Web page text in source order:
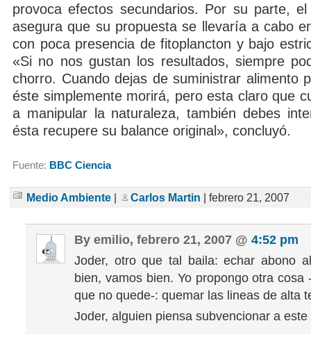
provoca efectos secundarios. Por su parte,
asegura que su propuesta se llevaría a cabo
con poca presencia de fitoplancton y bajo
«Si no nos gustan los resultados, siempre
chorro. Cuando dejas de suministrar alimento
éste simplemente morirá, pero esta claro que
a manipular la naturaleza, también debes
ésta recupere su balance original», concluyó.
Fuente: BBC Ciencia
Medio Ambiente Carlos Martin | febrero 21, 2007
By emilio, febrero 21, 2007 @ 4:52 pm
Joder, otro que tal baila: echar abono
bien, vamos bien. Yo propongo otra cosa
que no quede-: quemar las lineas de alta
Joder, alguien piensa subvencionar a este